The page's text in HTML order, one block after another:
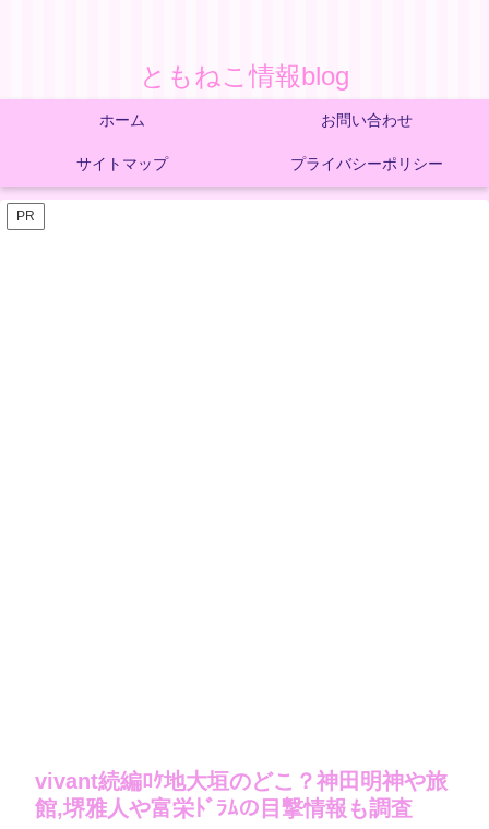
ともねこ情報blog
ホーム お問い合わせ
サイトマップ プライバシーポリシー
PR
vivant続編ﾛｹ地大垣のどこ？神田明神や旅
館,堺雅人や富栄ﾄﾞﾗﾑの目撃情報も調査